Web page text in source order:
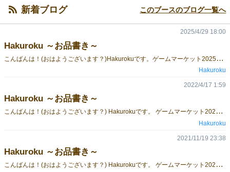
新着ブログ このブースのブログ一覧へ
Hakuroku ～お品書き～
こ
んばんは！(おはようございます？)Hakurokuです。ゲームマーケット2025春、5/17(土)・18(日)両日参加いたしますー！！ブース：「D21」以下、お品書きです！ 新作：・「我流功夫極めロード ～シャングリラ・フロンティアの章～」詳細はこちらhttps://hakuroku.com/ja/games/shan-fro 定番：・「FLY WIZ」・「ギルドビルド」・「箱庭キングス」・「よくばりハンターズ！」シャンフロは会場限定特典のカードが付きます！それでは、ブースでお待ちしておりまーす！！
2025/4/29 18:00
Hakuroku
Hakuroku ～お品書き～
こ
んばんは！(おはようございます？) Hakurokuです。 ゲームマーケット2022春、11/23(土)・24(日)両日参加いたします。 ブース：「テ02」 以下、お品書きです～～。 「ギルドビルド」 ゲームページはこちら https://gamemarket.jp/game/178687 「よくばりハンターズ！」 ゲームページはこちら https://gamemarket.jp/game/145754 「箱庭キングス」 ゲームページはこちら https://gamemarket.jp/game/177505 今回もゲームに関連した人形(自主制作)を一緒に展示いたします。 ぜひブースにお越しください～～～！ それでは、よろしくお願いしまぁぁぁぁぁぁす！！！！
2022/4/17 1:59
Hakuroku
Hakuroku ～お品書き～
こ
んばんは！(おはようございます？) Hakurokuです。 ゲームマーケット2021秋、11/20(土)・21(日)両日参加いたします。 ブース：「エ25」 以下、お品書きです～。 「ギルドビルド」 ゲームページはこちら https://gamemarket.jp/game/178687 「よくばりハンターズ！」 ゲームページはこちら https://gamemarket.jp/game/145754 「箱庭キングス」 ゲームページはこちら https://gamemarket.jp/game/177505 今回もゲームに関連した人形(自主制作)を一緒に展示いたします。 ぜひブースにお越しください～！ それでは、よろしくお願いしまぁぁぁす！！
2021/11/19 23:38